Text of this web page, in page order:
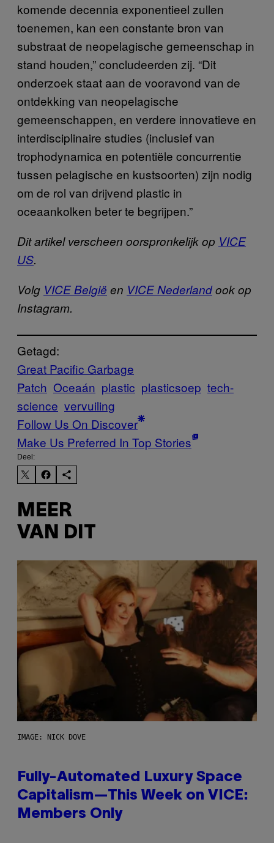
komende decennia exponentieel zullen
toenemen, kan een constante bron van
substraat de neopelagische gemeenschap in
stand houden,” concludeerden zij. “Dit
onderzoek staat aan de vooravond van de
ontdekking van neopelagische
gemeenschappen, en verdere innovatieve en
interdisciplinaire studies (inclusief van
trophodynamica en potentiële concurrentie
tussen pelagische en kustsoorten) zijn nodig
om de rol van drijvend plastic in
oceaankolken beter te begrijpen.”
Dit artikel verscheen oorspronkelijk op VICE
US.
Volg VICE België en VICE Nederlandook op
Instagram.
Getagd:
Great Pacific Garbage
Patch Oceaán plastic plasticsoep tech-
science vervuiling
Follow Us On Discover
Make Us Preferred In Top Stories
Deel:
MEER
VAN DIT
IMAGE: NICK DOVE
Fully-Automated Luxury Space
Capitalism—This Week on VICE:
Members Only